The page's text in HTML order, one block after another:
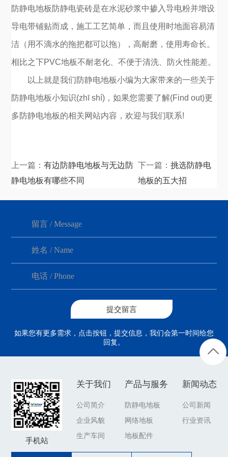
防静电地板防静电瓷砖是在水泥砂浆中掺入导电粉并增设
导电带铺贴而成，施工工艺简单，而且使用时地面容易清
洁（用不滴水的拖把都可以拖），高耐磨，使用寿命长。
相比之下PVC地板不耐老化、不便于清洗、防火性能差。
以上就是我们防静电地板小编为大家带来的一些关于
防静电地板小知识(zhī shí)，如果您需要了解(Find out)更
多防静电地板的相关网站内容，欢迎与我们联系!
上一篇：有边防静电地板与无边防
静电地板有哪些不同
下一篇： 挑选防静电
地板的五大招
如果您有更多需求，点击按钮，提交信息，我们会第一时间给您
回复。
手机站
关于我们
公司简介
企业风貌
生产车间
产品与服务
防静电地板
网络地板
地板配件
新闻动态
公司新闻
行业资讯